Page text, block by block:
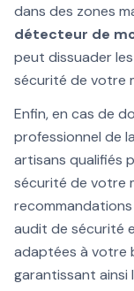
dans des zones
détecteur de
peut dissuader
sécurité de votre
Enfin, en cas de
professionnel de
artisans qualifiés
sécurité de votre
recommandations
audit de sécurité
adaptées à votre
garantissant